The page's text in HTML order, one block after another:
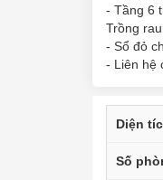
- Tầng 6
Trồng
- Sổ đỏ
- Liên hệ
Diện
Số